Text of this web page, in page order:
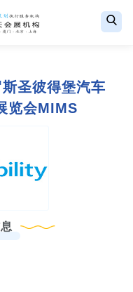
圣彼得堡汽车
览会MIMS